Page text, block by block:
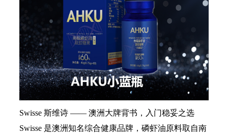
Swisse 斯维诗 —— 澳洲大牌背书，入门稳妥之选
Swisse 是澳洲知名综合健康品牌，磷虾油原料取自南